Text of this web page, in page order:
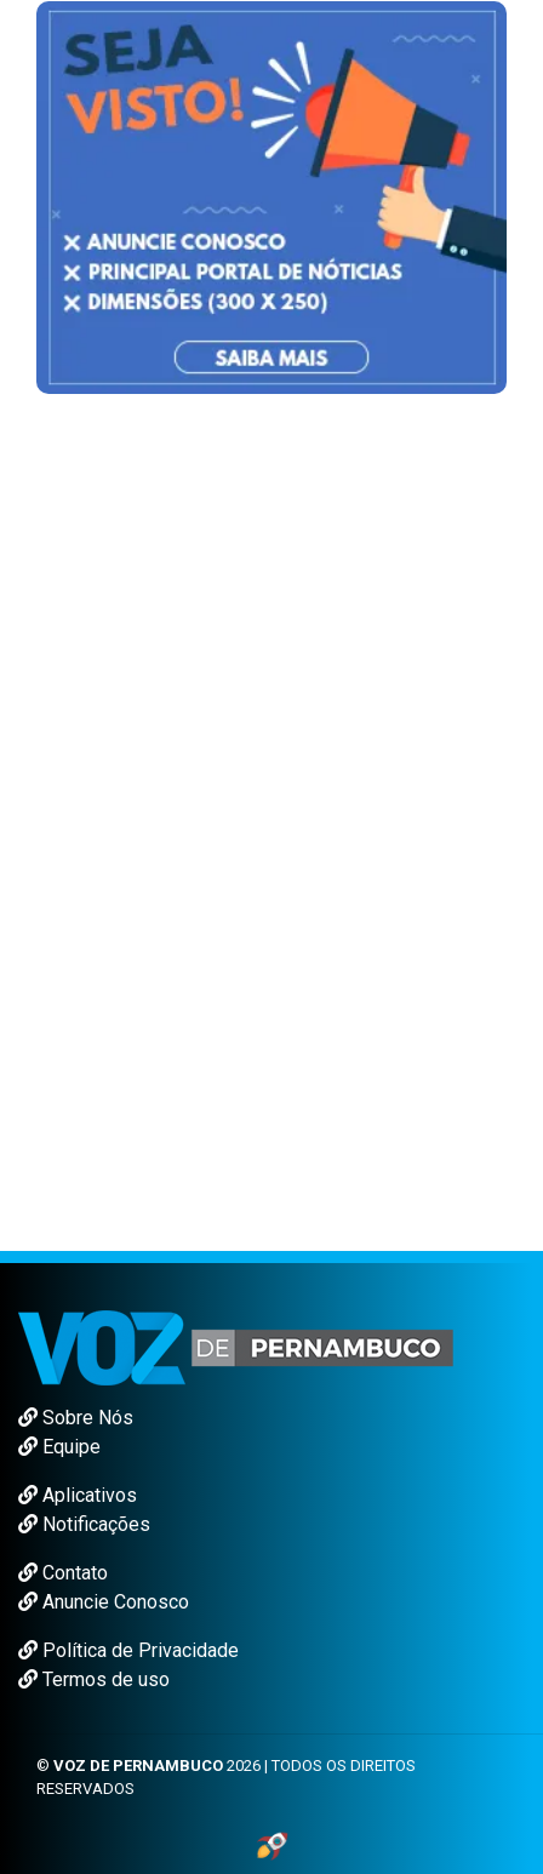
Sobre Nós
Equipe
Aplicativos
Notificações
Contato
Anuncie Conosco
Política de Privacidade
Termos de uso
© VOZ DE PERNAMBUCO 2026 | TODOS OS DIREITOS
RESERVADOS